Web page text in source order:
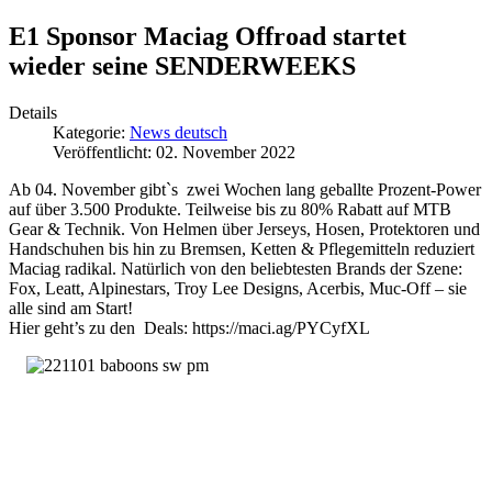
E1 Sponsor Maciag Offroad startet
wieder seine SENDERWEEKS
Details
Kategorie: News deutsch
Veröffentlicht: 02. November 2022
Ab 04. November gibt`s zwei Wochen lang geballte Prozent-Power
auf über 3.500 Produkte. Teilweise bis zu 80% Rabatt auf MTB
Gear & Technik. Von Helmen über Jerseys, Hosen, Protektoren und
Handschuhen bis hin zu Bremsen, Ketten & Pflegemitteln reduziert
Maciag radikal. Natürlich von den beliebtesten Brands der Szene:
Fox, Leatt, Alpinestars, Troy Lee Designs, Acerbis, Muc-Off – sie
alle sind am Start!
Hier geht’s zu den Deals: https://maci.ag/PYCyfXL